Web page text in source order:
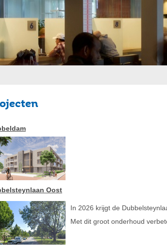
Oost
In 2026 krijgt de
Met dit groot onderhoud